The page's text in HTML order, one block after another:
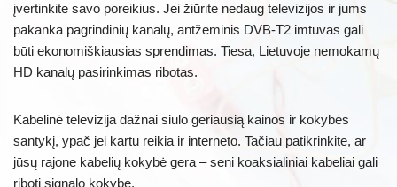
įvertinkite savo poreikius. Jei žiūrite nedaug televizijos ir jums
pakanka pagrindinių kanalų, antžeminis DVB-T2 imtuvas gali
būti ekonomiškiausias sprendimas. Tiesa, Lietuvoje nemokamų
HD kanalų pasirinkimas ribotas.
Kabelinė televizija dažnai siūlo geriausią kainos ir kokybės
santykį, ypač jei kartu reikia ir interneto. Tačiau patikrinkite, ar
jūsų rajone kabelių kokybė gera – seni koaksialiniai kabeliai gali
riboti signalo kokybę.